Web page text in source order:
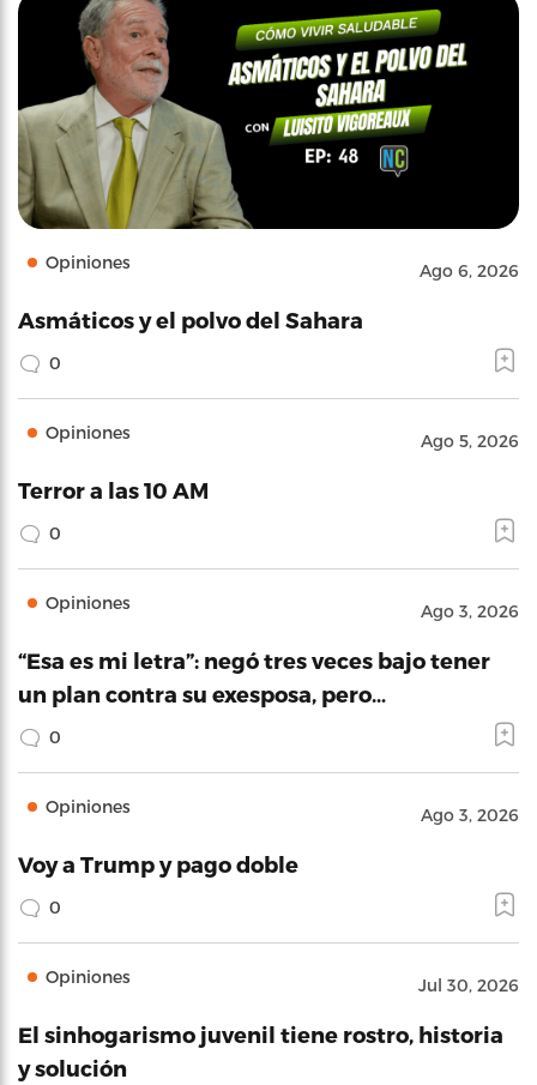
Opiniones Ago 6, 2026
Asmáticos y el polvo del Sahara
0
Opiniones Ago 5, 2026
Terror a las 10 AM
0
Opiniones Ago 3, 2026
“Esa es mi letra”: negó tres veces bajo tener
un plan contra su exesposa, pero…
0
Opiniones Ago 3, 2026
Voy a Trump y pago doble
0
Opiniones Jul 30, 2026
El sinhogarismo juvenil tiene rostro, historia
y solución